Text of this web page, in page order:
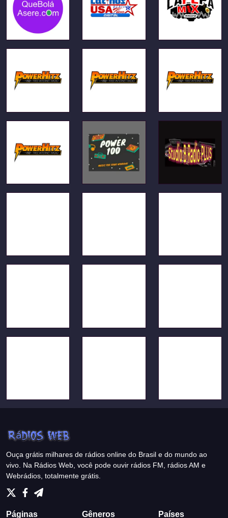
Ouça grátis milhares de rádios online do Brasil e do mundo ao
vivo. Na Rádios Web, você pode ouvir rádios FM, rádios AM e
Webrádios, totalmente grátis.
Páginas Gêneros Países